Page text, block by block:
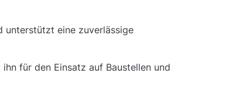
unterstützt eine zuverlässige
für den Einsatz auf Baustellen und